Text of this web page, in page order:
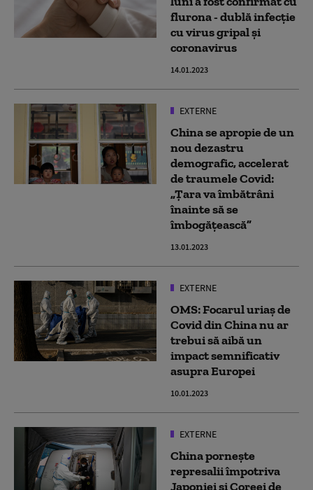
flurona - dublă infecție
cu virus gripal și
coronavirus
14.01.2023
EXTERNE
China se apropie de un
nou dezastru
demografic, accelerat
de traumele Covid:
„Țara va îmbătrâni
înainte să se
îmbogățească”
13.01.2023
EXTERNE
OMS: Focarul uriaș de
Covid din China nu ar
trebui să aibă un
impact semnificativ
asupra Europei
10.01.2023
EXTERNE
China pornește
represalii împotriva
Japoniei și Coreei de